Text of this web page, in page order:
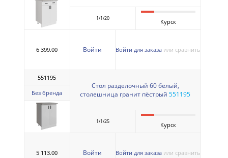
1/1/20 Курск
6 399.00 Войти Войти для заказа или сравнить
551195
Без бренда
Стол разделочный 60 белый,
столешница гранит пёстрый 551195
1/1/25 Курск
5 113.00 Войти Войти для заказа или сравнить